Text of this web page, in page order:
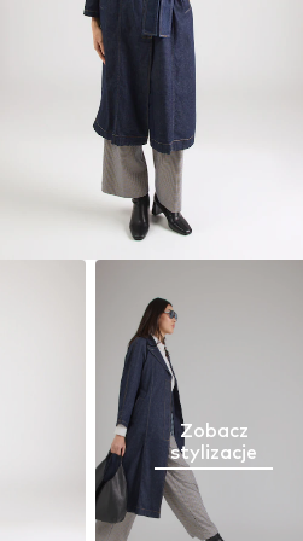
Zobacz
stylizacje